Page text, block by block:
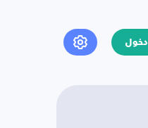
دخول